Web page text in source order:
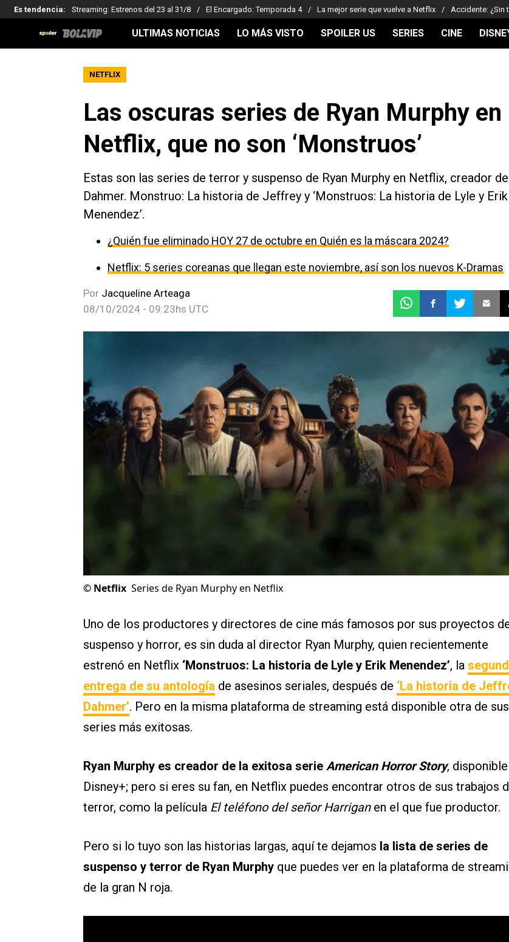
Es tendencia: Streaming: Estrenos del 23 al 31/8 El Encargado: Temporada 4 La mejor serie que vuelve a Netflix Accidente: ¿Sin
ULTIMAS NOTICIAS LO MÁS VISTO SPOILER US SERIES CINE
NETFLIX
Las oscuras series de Ryan Murphy en
Netflix, que no son ‘Monstruos’
Estas son las series de terror y suspenso de Ryan Murphy en Netflix, creador de
Dahmer. Monstruo: La historia de Jeffrey y ‘Monstruos: La historia de Lyle y Erik
Menendez’.
¿Quién fue eliminado HOY 27 de octubre en Quién es la máscara 2024?
Netflix: 5 series coreanas que llegan este noviembre, así son los nuevos K-Dramas
Por Jacqueline Arteaga
08/10/2024 - 09:23hs UTC
© Netflix Series de Ryan Murphy en Netflix
Uno de los productores y directores de cine más famosos por sus proyectos
suspenso y horror, es sin duda al director Ryan Murphy, quien recientemente
estrenó en Netflix ‘Monstruos: La historia de Lyle y Erik Menendez’, la
entrega de su antología de asesinos seriales, después de ‘La historia de
Dahmer’. Pero en la misma plataforma de streaming está disponible otra de sus
series más exitosas.
Ryan Murphy es creador de la exitosa serie American Horror Story,
Disney+; pero si eres su fan, en Netflix puedes encontrar otros de sus trabajos
terror, como la película El teléfono del señor Harriganen el que fue productor.
Pero si lo tuyo son las historias largas, aquí te dejamos la lista de series de
suspenso y terror de Ryan Murphy que puedes ver en la plataforma de
de la gran N roja.